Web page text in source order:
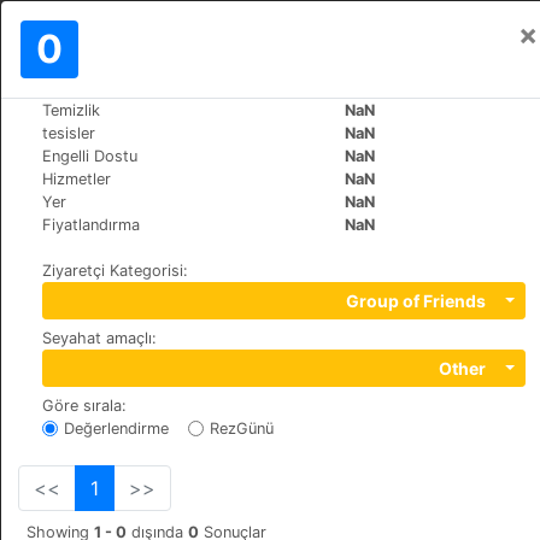
0 ×
Temizlik
NaN
tesisler
NaN
Engelli Dostu
NaN
Hizmetler
NaN
Yer
NaN
Fiyatlandırma
NaN
Ziyaretçi Kategorisi:
Group of Friends
Seyahat amaçlı:
Other
Göre sırala:
Değerlendirme
RezGünü
<< 1 >>
Showing 1 - 0 dışında 0 Sonuçlar
Dünya>Spain Cadiz-Conil-de-la-Frontera
Hotel Garbi Costa Luz
+34 972368931
Avda. 28 de Febrero, s/n, 11140